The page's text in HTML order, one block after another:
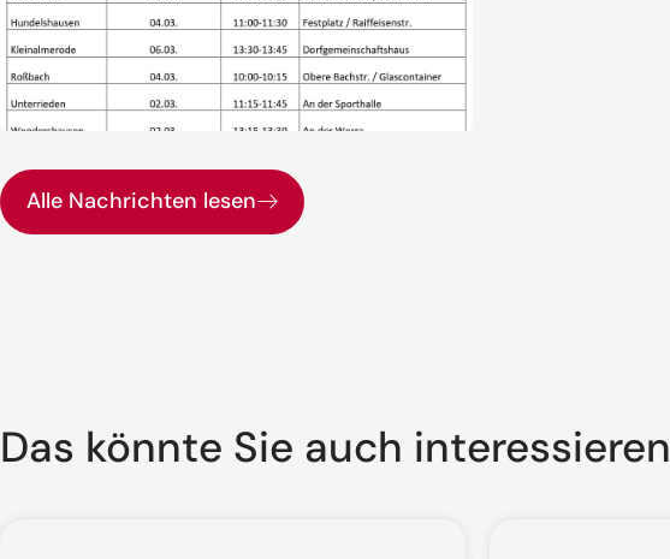
Alle Nachrichten lesen
Das könnte Sie auch interessieren